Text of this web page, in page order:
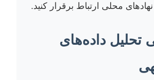
محلی ارتباط برقرار کنید.
تحلیل داده‌های